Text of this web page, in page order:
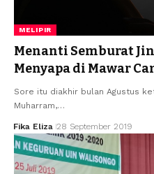
MELIPIR
Menanti Semburat
Menyapa di Mawar
Sore itu diakhir bulan Agustus
Muharram,…
Fika Eliza 28 September 2019